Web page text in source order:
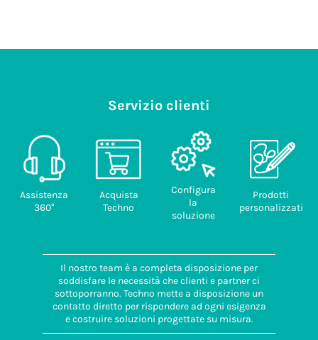
Servizio clienti
Assistenza
360°
Acquista
Techno
Configura
la
soluzione
Prodotti
personalizzati
Il nostro team è a completa disposizione per
soddisfare le necessità che clienti e partner ci
sottoporranno. Techno mette a disposizione un
contatto diretto per rispondere ad ogni esigenza
e costruire soluzioni progettate su misura.